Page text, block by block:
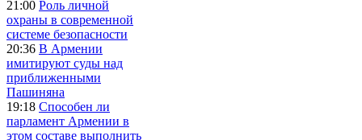
21:00 Роль личной
охраны в современной
системе безопасности
20:36 В Армении
имитируют суды над
приближенными
Пашиняна
19:18 Способен ли
парламент Армении в
этом составе выполнить